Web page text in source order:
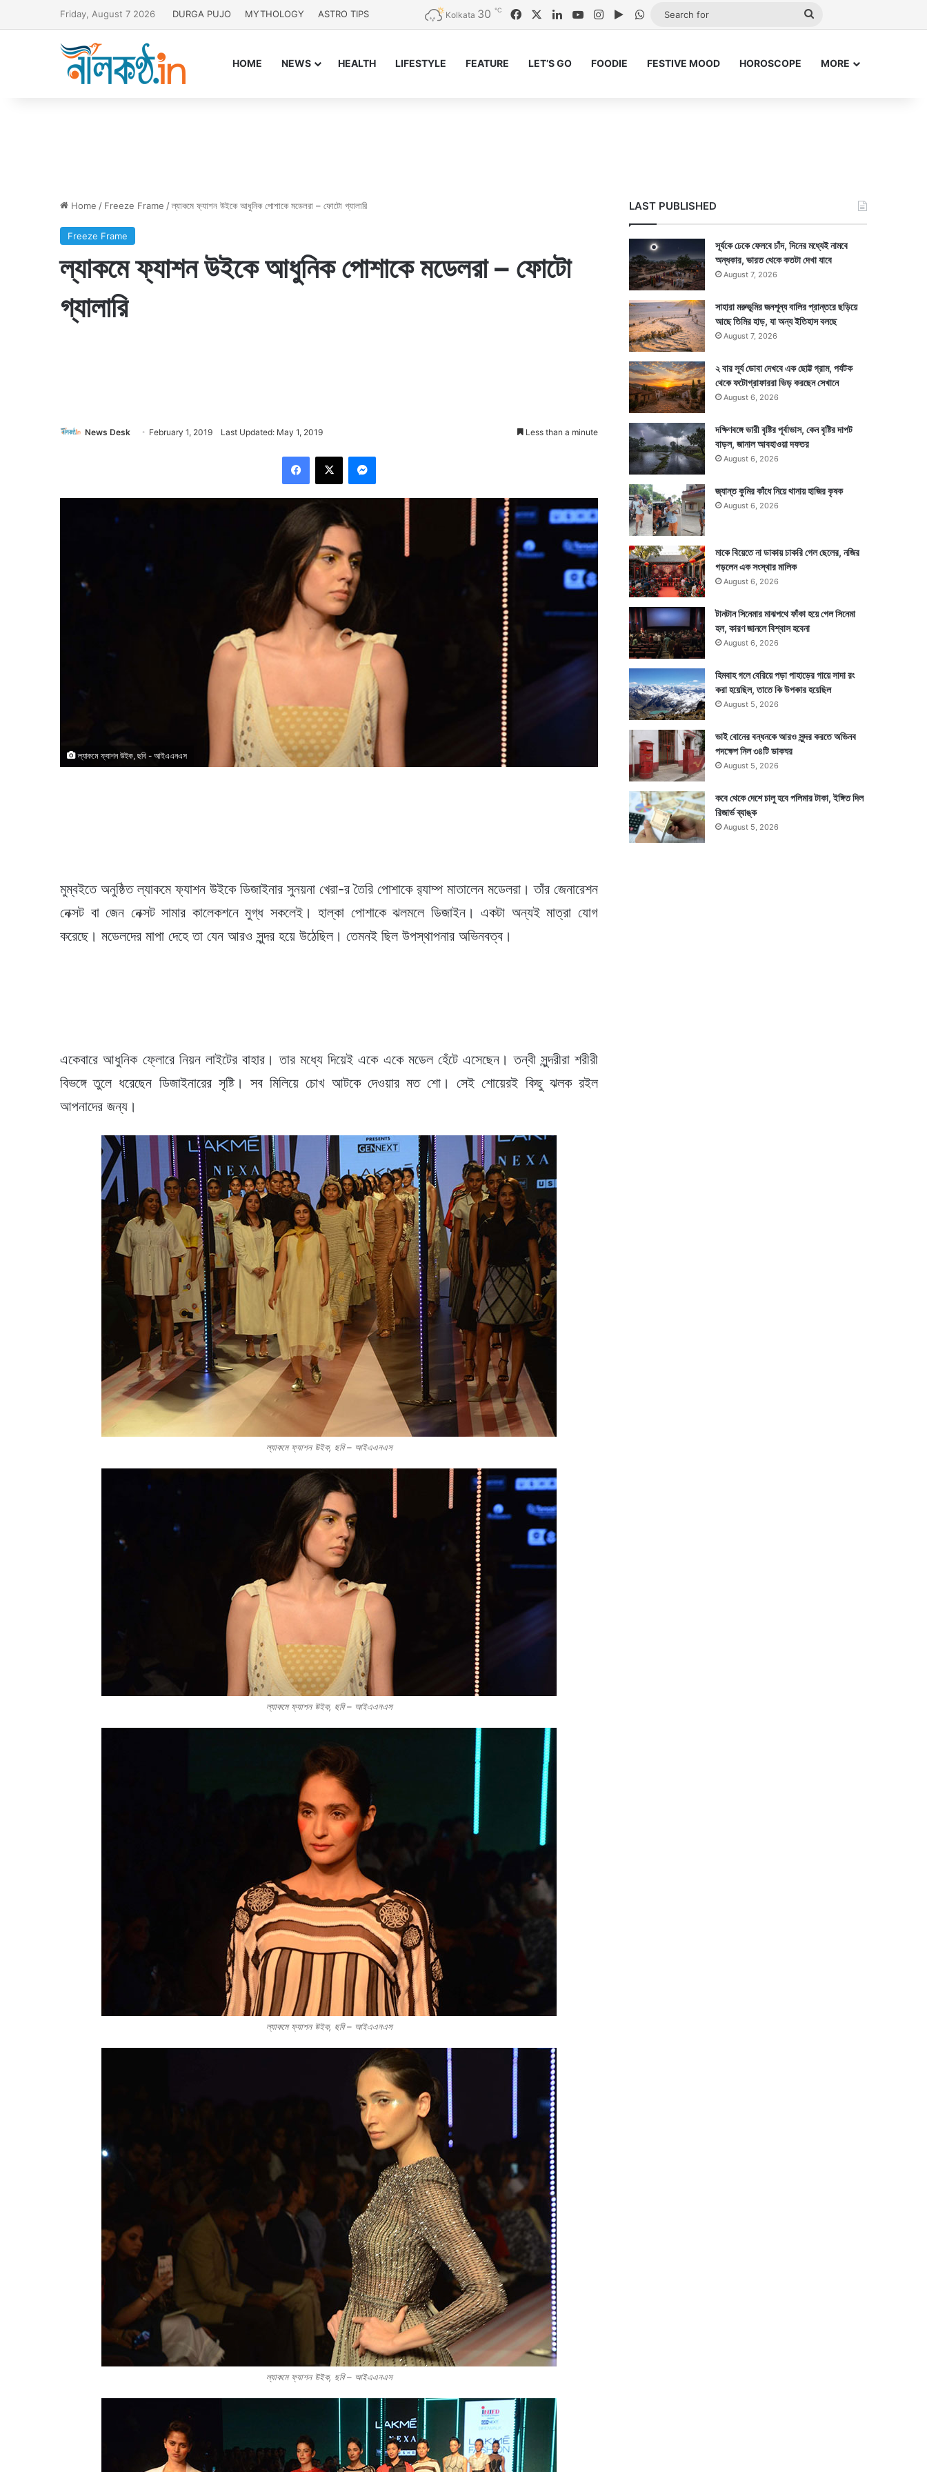
Friday, August 7 2026 DURGA PUJO MYTHOLOGY ASTRO TIPS Kolkata 30 ℃ FacebookLinkedInYouTubeInstagramGoogle Play
WhatsApp
Search
HOME NEWS HEALTH LIFESTYLE FEATURE LET’S GO FOODIE FESTIVE MOOD HOROSCOPE MORE
Home / Freeze Frame /ল্যাকমে ফ্যাশন উইকে আধুনিক পোশাকে মডেলরা – ফোটো গ্যালারি
Freeze Frame
ল্যাকমে ফ্যাশন উইকে আধুনিক পোশাকে মডেলরা – ফোটো
গ্যালারি
News Desk February 1, 2019 Last Updated: May 1, 2019 Less than a minute
ল্যাকমে ফ্যাশন উইক, ছবি - আইএএনএস
মুম্বইতে অনুষ্ঠিত ল্যাকমে ফ্যাশন উইকে ডিজাইনার সুনয়না খেরা-র তৈরি পোশাকে ব়্যাম্প মাতালেন মডেলরা। তাঁর জেনারেশন
নেক্সট বা জেন নেক্সট সামার কালেকশনে মুগ্ধ সকলেই। হাল্কা পোশাকে ঝলমলে ডিজাইন। একটা অন্যই মাত্রা যোগ
করেছে। মডেলদের মাপা দেহে তা যেন আরও সুন্দর হয়ে উঠেছিল। তেমনই ছিল উপস্থাপনার অভিনবত্ব।
একেবারে আধুনিক ফ্লোরে নিয়ন লাইটের বাহার। তার মধ্যে দিয়েই একে একে মডেল হেঁটে এসেছেন। তন্বী সুন্দরীরা শরীরী
বিভঙ্গে তুলে ধরেছেন ডিজাইনারের সৃষ্টি। সব মিলিয়ে চোখ আটকে দেওয়ার মত শো। সেই শোয়েরই কিছু ঝলক রইল
আপনাদের জন্য।
ল্যাকমে ফ্যাশন উইক, ছবি – আইএএনএস
ল্যাকমে ফ্যাশন উইক, ছবি – আইএএনএস
ল্যাকমে ফ্যাশন উইক, ছবি – আইএএনএস
ল্যাকমে ফ্যাশন উইক, ছবি – আইএএনএস
LAST PUBLISHED
সূর্যকে ঢেকে ফেলবে চাঁদ, দিনের মধ্যেই নামবে
অন্ধকার, ভারত থেকে কতটা দেখা যাবে
August 7, 2026
সাহারা মরুভূমির জনশূন্য বালির প্রান্তরে ছড়িয়ে
আছে তিমির হাড়, যা অন্য ইতিহাস বলছে
August 7, 2026
২ বার সূর্য ডোবা দেখবে এক ছোট্ট গ্রাম, পর্যটক
থেকে ফটোগ্রাফাররা ভিড় করছেন সেখানে
August 6, 2026
দক্ষিণবঙ্গে ভারী বৃষ্টির পূর্বাভাস, কেন বৃষ্টির দাপট
বাড়ল, জানাল আবহাওয়া দফতর
August 6, 2026
জ্যান্ত কুমির কাঁধে নিয়ে থানায় হাজির কৃষক
August 6, 2026
মাকে বিয়েতে না ডাকায় চাকরি গেল ছেলের, নজির
গড়লেন এক সংস্থার মালিক
August 6, 2026
টানটান সিনেমার মাঝপথে ফাঁকা হয়ে গেল সিনেমা
হল, কারণ জানলে বিশ্বাস হবেনা
August 6, 2026
হিমবাহ গলে বেরিয়ে পড়া পাহাড়ের গায়ে সাদা রং
করা হয়েছিল, তাতে কি উপকার হয়েছিল
August 5, 2026
ভাই বোনের বন্ধনকে আরও সুন্দর করতে অভিনব
পদক্ষেপ নিল ৩৪টি ডাকঘর
August 5, 2026
কবে থেকে দেশে চালু হবে পলিমার টাকা, ইঙ্গিত দিল
রিজার্ভ ব্যাঙ্ক
August 5, 2026